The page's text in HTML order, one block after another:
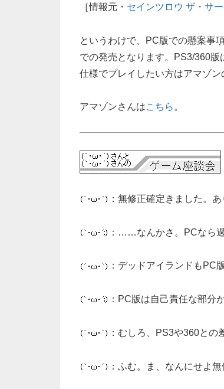
［情報元・ セインツロウ ザ・サ
というわけで、PC版での懸案事
での発売となります。PS3/360
仕様でプレイしたい方はアマゾ
アマゾンさんはこちら 。
：無修正確定きました。
：……なんかさ。PCなら
：デッドアイランドもPC
：PC版は自己責任な部分
：むしろ、PS3や360との
：ふむ。ま、なんにせよ